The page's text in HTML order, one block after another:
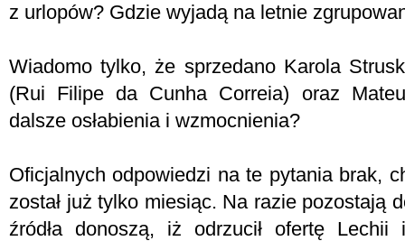
z urlopów? Gdzie wyjadą na letnie
Wiadomo tylko, że sprzedano Karola
(Rui Filipe da Cunha Correia) oraz
dalsze osłabienia i wzmocnienia?
Oficjalnych odpowiedzi na te pytania brak,
został już tylko miesiąc. Na razie pozostają
źródła donoszą, iż odrzucił ofertę Lechii